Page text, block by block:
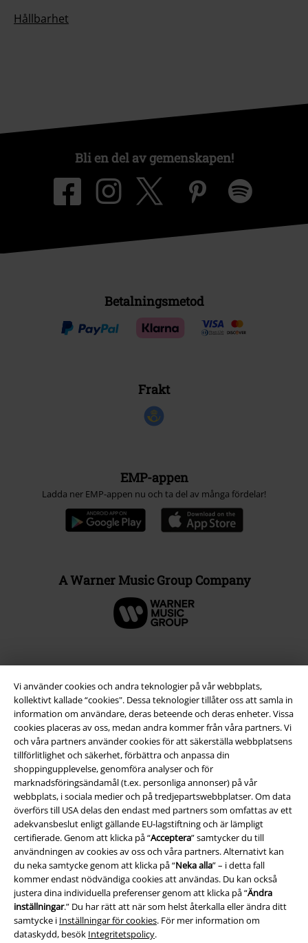
Vi använder cookies och andra teknologier på vår webbplats,
kollektivt kallade “cookies". Dessa teknologier tillåter oss att samla in
information om användare, deras beteende och deras enheter. Vissa
cookies placeras av oss, medan andra kommer från våra partners. Vi
och våra partners använder cookies för att säkerställa webbplatsens
tillförlitlighet och säkerhet, förbättra och anpassa din
shoppingupplevelse, genomföra analyser och för
marknadsföringsändamål (t.ex. personliga annonser) på vår
webbplats, i sociala medier och på tredjepartswebbplatser. Om data
överförs till USA delas den endast med partners som omfattas av ett
adekvansbeslut enligt gällande EU-lagstiftning och är lämpligt
certifierade. Genom att klicka på “Acceptera” samtycker du till
användningen av cookies av oss och våra partners. Alternativt kan
du neka samtycke genom att klicka på “Neka alla” – i detta fall
kommer endast nödvändiga cookies att användas. Du kan också
justera dina individuella preferenser genom att klicka på “Ändra
inställningar.” Du har rätt att när som helst återkalla eller ändra ditt
samtycke i Inställningar för cookies. För mer information om
dataskydd, besök Integritetspolicy.
Hållbarhet
Bli en del av gemenskapen!
Betalningsmetod
Frakt
EMP-appen
Ladda ner EMP-appen nu och ta del av många fördelar!
A Warner Music Group Company
Juridisk information/Villkor
Villkor
Om oss
Ladda ner villkoren
Avfallshantering och miljöskydd
Försäkran om överensstämmelse